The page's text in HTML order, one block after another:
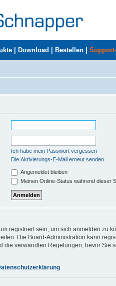
Download Bestellen
Ich habe mein Passwort vergessen
Die Aktivierungs-E-Mail erneut senden
Angemeldet bleiben
Meinen Online-Status während dieser
registriert sein, um sich anmelden zu
Die Board-Administration kann
die verwandten Regelungen, bevor Sie